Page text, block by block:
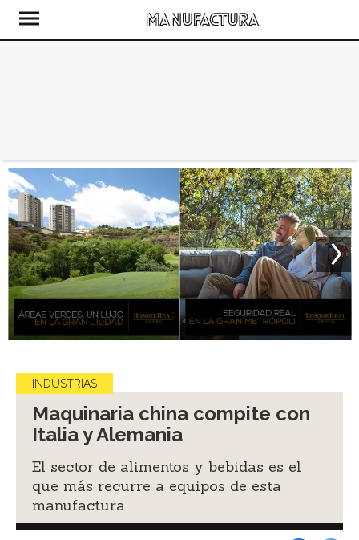
INDUSTRIAS
Maquinaria china compite con
Italia y Alemania
El sector de alimentos y bebidas es el
que más recurre a equipos de esta
manufactura